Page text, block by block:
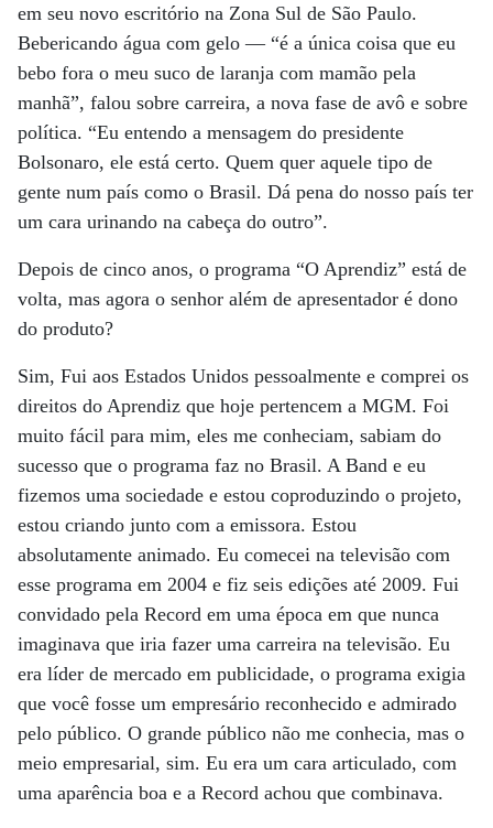
em seu novo escritório na Zona Sul de São Paulo.
Bebericando água com gelo — “é a única coisa que eu
bebo fora o meu suco de laranja com mamão pela
manhã”, falou sobre carreira, a nova fase de avô e sobre
política. “Eu entendo a mensagem do presidente
Bolsonaro, ele está certo. Quem quer aquele tipo de
gente num país como o Brasil. Dá pena do nosso país ter
um cara urinando na cabeça do outro”.
Depois de cinco anos, o programa “O Aprendiz” está de
volta, mas agora o senhor além de apresentador é dono
do produto?
Sim, Fui aos Estados Unidos pessoalmente e comprei os
direitos do Aprendiz que hoje pertencem a MGM. Foi
muito fácil para mim, eles me conheciam, sabiam do
sucesso que o programa faz no Brasil. A Band e eu
fizemos uma sociedade e estou coproduzindo o projeto,
estou criando junto com a emissora. Estou
absolutamente animado. Eu comecei na televisão com
esse programa em 2004 e fiz seis edições até 2009. Fui
convidado pela Record em uma época em que nunca
imaginava que iria fazer uma carreira na televisão. Eu
era líder de mercado em publicidade, o programa exigia
que você fosse um empresário reconhecido e admirado
pelo público. O grande público não me conhecia, mas o
meio empresarial, sim. Eu era um cara articulado, com
uma aparência boa e a Record achou que combinava.